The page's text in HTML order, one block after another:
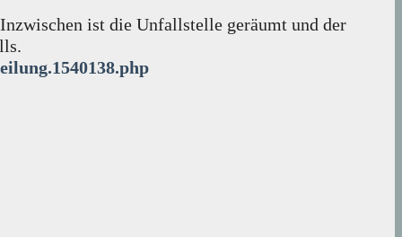
ist die Unfallstelle geräumt und der